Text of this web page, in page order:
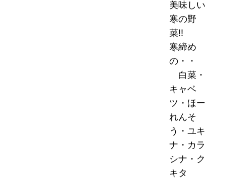
美味しい
寒の野
菜!!
寒締め
の・・
白菜・
キャベ
ツ・ほー
れんそ
う・ユキ
ナ・カラ
シナ・ク
キタ